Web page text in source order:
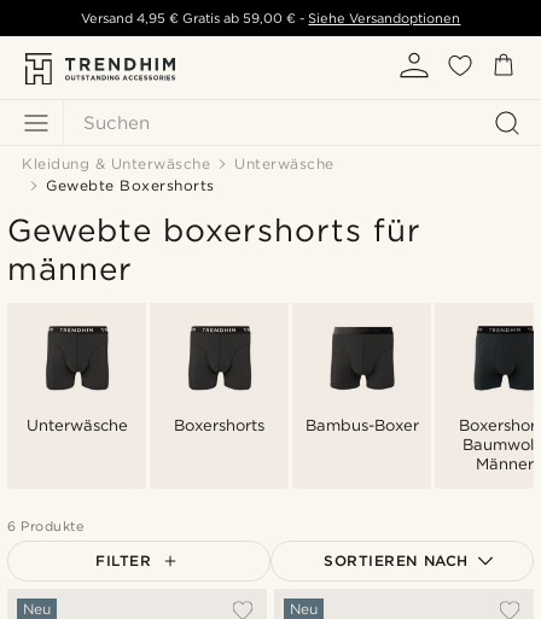
Suchen
Versand 4,95 € Gratis ab 59,00 € - Siehe Versandoptionen
Kleidung & Unterwäsche
Unterwäsche
Gewebte Boxershorts
Gewebte boxershorts für
männer
Unterwäsche Boxershorts Bambus-Boxer
Männer
6 Produkte
FILTER SORTIEREN NACH
Am Beliebtesten
Neu Neu